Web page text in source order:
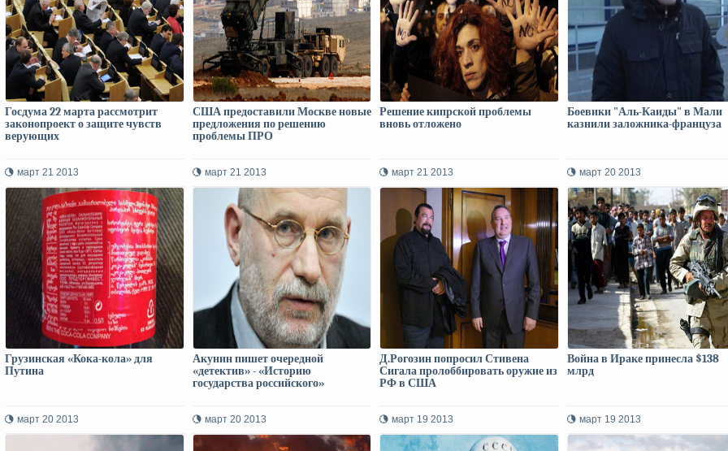
Госдума 22 марта рассмотрит
законопроект о защите чувств
верующих
март 21 2013
США предоставили Москве новые
предложения по решению
проблемы ПРО
март 21 2013
Решение кипрской проблемы
вновь отложено
март 21 2013
Боевики "Аль-Каиды" в Мали
казнили заложника-француза
март 20 2013
Грузинская «Кока-кола» для
Путина
март 20 2013
Акунин пишет очередной
«детектив» - «Историю
государства российского»
март 20 2013
Д.Рогозин попросил Стивена
Сигала пролоббировать оружие из
РФ в США
март 19 2013
Война в Ираке принесла $138
млрд
март 19 2013